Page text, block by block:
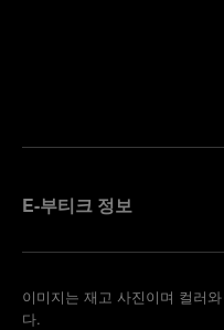
E-부티크 정보
이미지는 재고 사진이며 컬러
다.